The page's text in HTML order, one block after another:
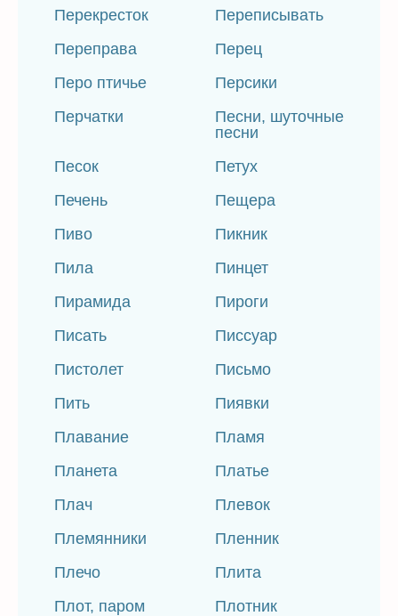
Перекресток
Переписывать
Переправа
Перец
Перо птичье
Персики
Перчатки
Песни, шуточные
песни
Песок
Петух
Печень
Пещера
Пиво
Пикник
Пила
Пинцет
Пирамида
Пироги
Писать
Писсуар
Пистолет
Письмо
Пить
Пиявки
Плавание
Пламя
Планета
Платье
Плач
Плевок
Племянники
Пленник
Плечо
Плита
Плот, паром
Плотник